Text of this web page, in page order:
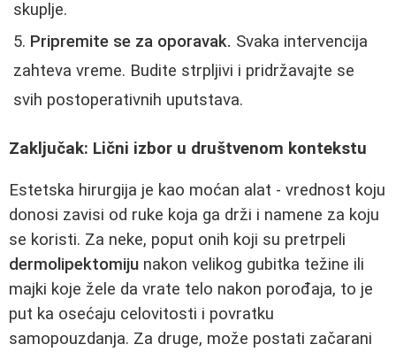
skuplje.
Pripremite se za oporavak. Svaka intervencija
zahteva vreme. Budite strpljivi i pridržavajte se
svih postoperativnih uputstava.
Zaključak: Lični izbor u društvenom kontekstu
Estetska hirurgija je kao moćan alat - vrednost koju
donosi zavisi od ruke koja ga drži i namene za koju
se koristi. Za neke, poput onih koji su pretrpeli
dermolipektomiju nakon velikog gubitka težine ili
majki koje žele da vrate telo nakon porođaja, to je
put ka osećaju celovitosti i povratku
samopouzdanja. Za druge, može postati začarani